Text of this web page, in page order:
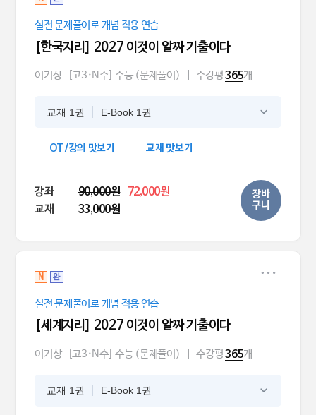
실전 문제풀이로 개념 적용 연습
[한국지리] 2027 이것이 알짜 기출이다
이기상 [고3·N수] 수능 (문제풀이) 수강평365개
교재 1권 E-Book 1권
OT/강의 맛보기 교재 맛보기
강좌 90,000원
72,000원
교재
33,000원
장바
구니
N 완
실전 문제풀이로 개념 적용 연습
[세계지리] 2027 이것이 알짜 기출이다
이기상 [고3·N수] 수능 (문제풀이) 수강평365개
교재 1권 E-Book 1권